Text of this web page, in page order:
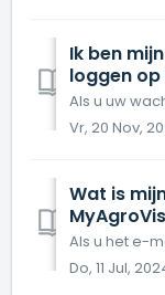
Ik ben
loggen
Vr, 20 Nov,
Wat is
Do, 11 Jul,